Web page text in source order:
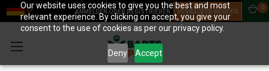
Our website uses cookies to give you the best and most
relevant experience. By clicking on accept, you give your
consent to the use of cookies as per our privacy policy.
Deny Accept
ANMELDEN ODER REGISTRIEREN VERKÄUFER WERDEN
0